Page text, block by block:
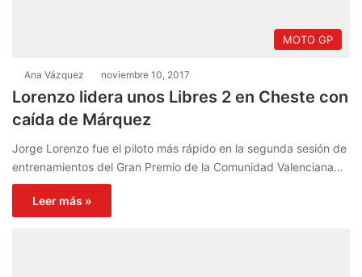
MOTO GP
Ana Vázquez noviembre 10, 2017
Lorenzo lidera unos Libres 2 en Cheste con
caída de Márquez
Jorge Lorenzo fue el piloto más rápido en la segunda sesión de
entrenamientos del Gran Premio de la Comunidad Valenciana…
Leer más »